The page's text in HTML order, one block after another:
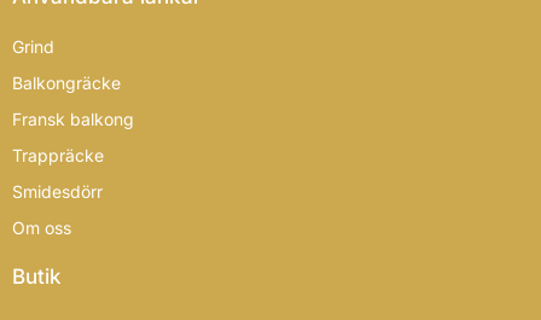
Grind
Balkongräcke
Fransk balkong
Trappräcke
Smidesdörr
Om oss
Butik